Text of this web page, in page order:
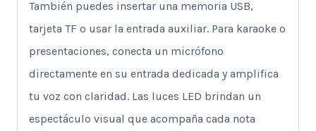
También puedes insertar una memoria USB,
tarjeta TF o usar la entrada auxiliar. Para karaoke o
presentaciones, conecta un micrófono
directamente en su entrada dedicada y amplifica
tu voz con claridad. Las luces LED brindan un
espectáculo visual que acompaña cada nota